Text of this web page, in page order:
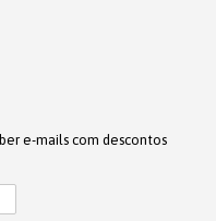
e-mails com descontos